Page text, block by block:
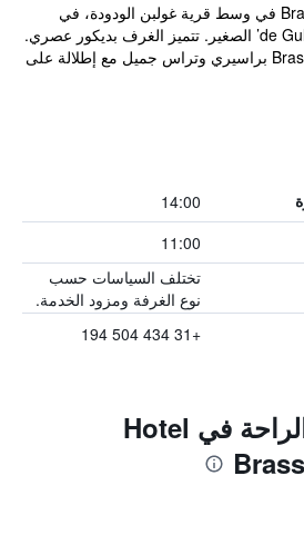
يقع فندق Brasserie de Kroon في وسط قرية غولبن الودودة، في
ساحة السوق وبجوار نهر 'de Gulp’ الصغير. تتميز الغرف بديكور عصري.
يوفر فندق Brasserie de Kroon براسيري وتراس جميل مع إطلالة على
14:00
11:00
تختلف السياسات حسب
نوع الغرفة ومزود الخدمة.
+31 434 504 194
المزايا ووسائل الراحة في Hotel